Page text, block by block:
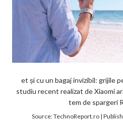
et și cu un bagaj invizibil: grijile
studiu recent realizat de Xiaomi
tem de spargeri
Source:TechnoReport.ro|